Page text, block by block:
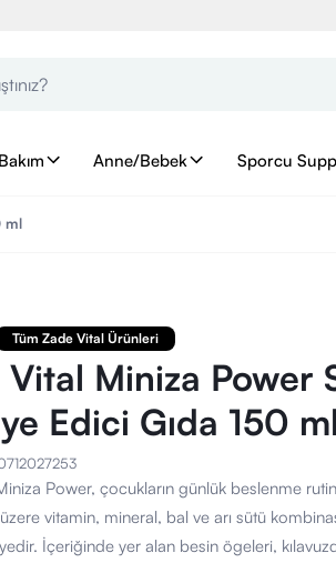
Anne/Bebek Sporcu
ml
Tüm Zade Vital Ürünleri
Miniza Power
Edici Gıda 150 ml
Power, çocukların günlük beslenme
üzere vitamin, mineral, bal ve arı sütü
İçeriğinde yer alan besin ögeleri,